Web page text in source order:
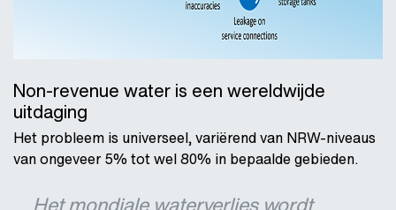
Non-revenue water is een wereldwijde
uitdaging
Het probleem is universeel, variërend van NRW-niveaus
van ongeveer 5% tot wel 80% in bepaalde gebieden.